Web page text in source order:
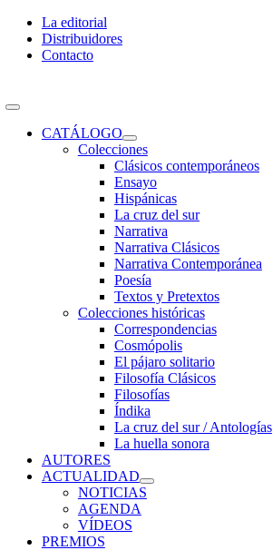
Skip
content
La editorial
Distribuidores
Contacto
Toggle
NavigationCATÁLOGO
Colecciones
Clásicos contemporáneos
Ensayo
Hispánicas
La cruz del sur
Narrativa
Narrativa Clásicos
Narrativa Contemporánea
Poesía
Textos y Pretextos
Colecciones históricas
Correspondencias
Cosmópolis
El pájaro solitario
Filosofía Clásicos
Filosofías
Índika
La cruz del sur / Antologías
La huella sonora
AUTORES
ACTUALIDAD
NOTICIAS
AGENDA
VÍDEOS
PREMIOS